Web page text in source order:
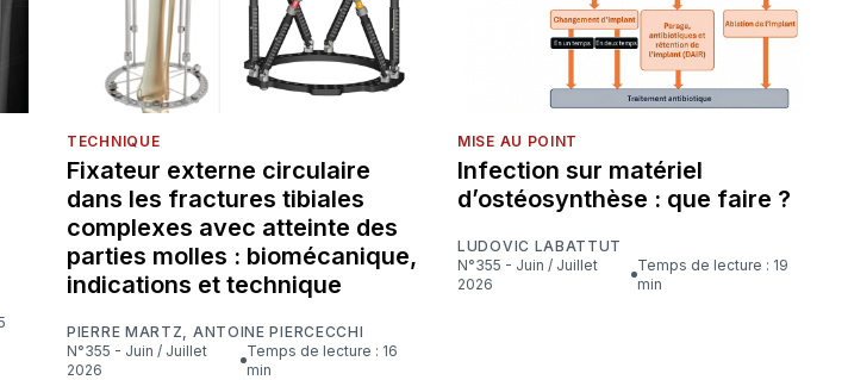
TECHNIQUE
Fixateur externe circulaire
dans les fractures tibiales
complexes avec atteinte des
parties molles : biomécanique,
indications et technique
PIERRE MARTZ
ANTOINE PIERCECCHI
N°355 - Juin / Juillet
2026
Temps de lecture : 16
min
MISE AU POINT
Infection sur matériel
d’ostéosynthèse : que faire ?
LUDOVIC LABATTUT
N°355 - Juin / Juillet
2026
Temps de lecture : 19
min